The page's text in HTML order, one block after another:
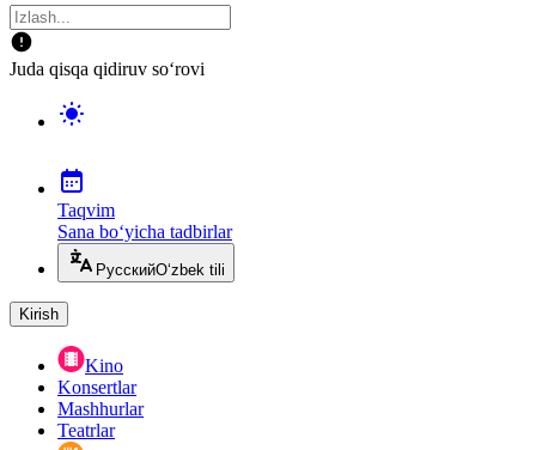
Juda qisqa qidiruv so‘rovi
Taqvim
Sana bo‘yicha tadbirlar
РусскийO‘zbek tili
Kirish
Kino
Konsertlar
Mashhurlar
Teatrlar